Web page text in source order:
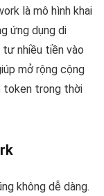
là mô hình khai
ứng dụng di
nhiều tiền vào
mở rộng cộng
token trong thời
không dễ dàng.